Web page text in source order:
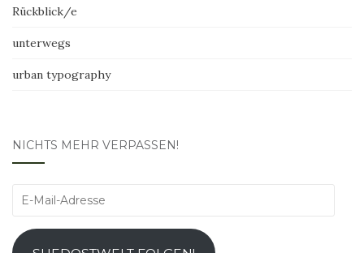
Rückblick/e
unterwegs
urban typography
NICHTS MEHR VERPASSEN!
E-
Adresse